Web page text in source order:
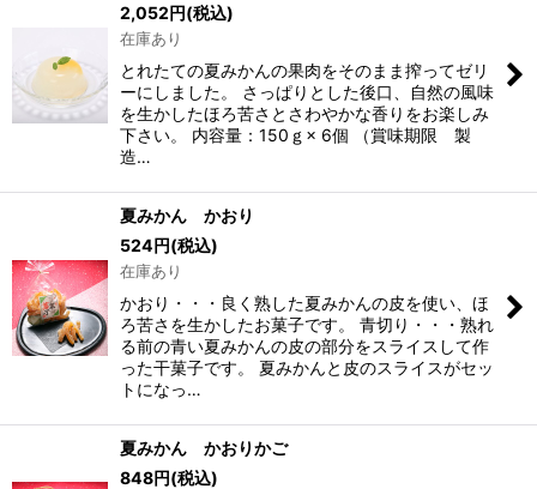
2,052円(税込)
在庫あり
とれたての夏みかんの果肉をそのまま搾ってゼリ
ーにしました。 さっぱりとした後口、自然の風味
を生かしたほろ苦さとさわやかな香りをお楽しみ
下さい。 内容量：150ｇ× 6個 （賞味期限 製
造…
夏みかん かおり
524円(税込)
在庫あり
かおり・・・良く熟した夏みかんの皮を使い、ほ
ろ苦さを生かしたお菓子です。 青切り・・・熟れ
る前の青い夏みかんの皮の部分をスライスして作
った干菓子です。 夏みかんと皮のスライスがセッ
トになっ…
夏みかん かおりかご
848円(税込)